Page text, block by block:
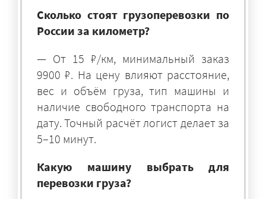
Сколько стоят грузоперевозки по
России за километр?
— От 15 ₽/км, минимальный заказ
9900 ₽. На цену влияют расстояние,
вес и объём груза, тип машины и
наличие свободного транспорта на
дату. Точный расчёт логист делает за
5–10 минут.
Какую машину выбрать для
перевозки груза?